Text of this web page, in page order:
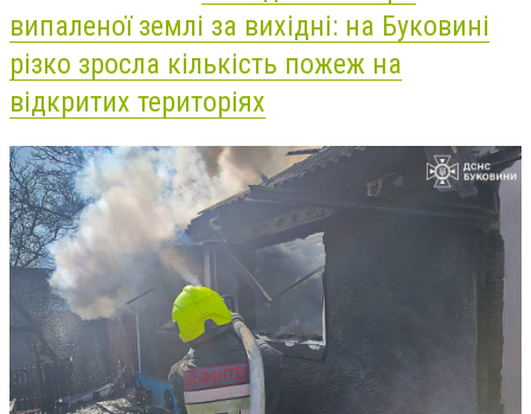
випаленої землі за вихідні: на Буковині
різко зросла кількість пожеж на
відкритих територіях